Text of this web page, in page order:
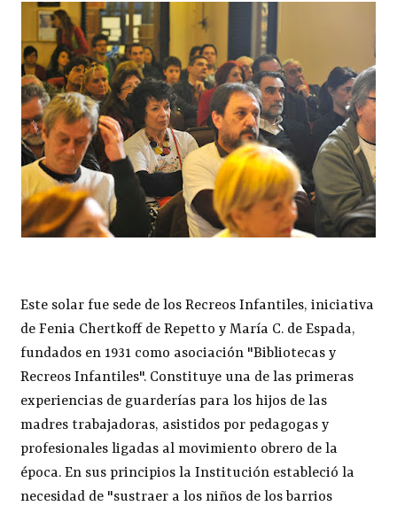
Este solar fue sede de los Recreos Infantiles, iniciativa
de Fenia Chertkoff de Repetto y María C. de Espada,
fundados en 1931 como asociación "Bibliotecas y
Recreos Infantiles". Constituye una de las primeras
experiencias de guarderías para los hijos de las
madres trabajadoras, asistidos por pedagogas y
profesionales ligadas al movimiento obrero de la
época. En sus principios la Institución estableció la
necesidad de "sustraer a los niños de los barrios